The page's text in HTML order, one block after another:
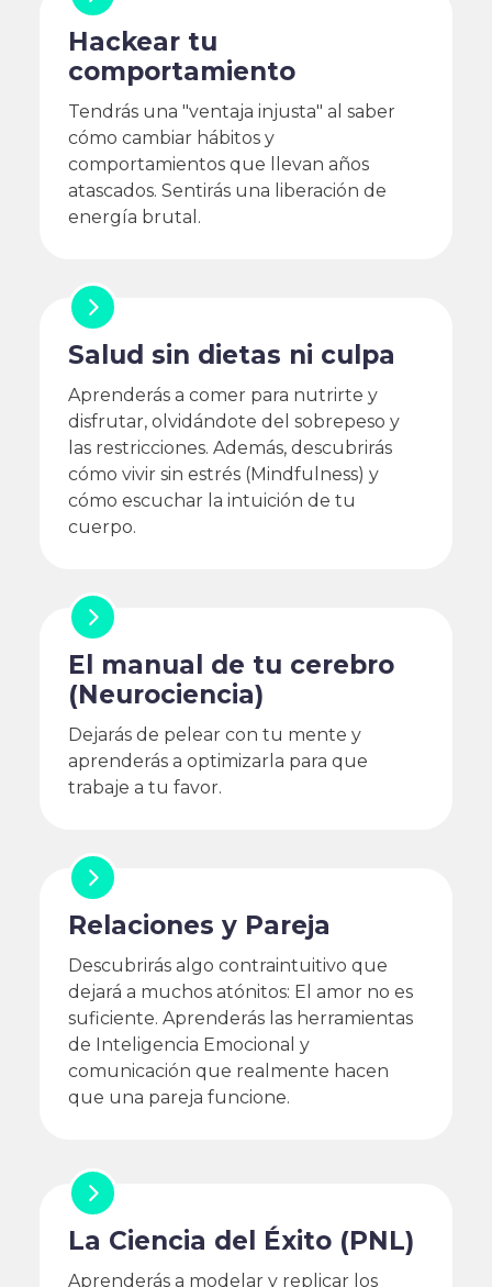
Hackear tu
comportamiento
Tendrás una "ventaja injusta" al saber
cómo cambiar hábitos y
comportamientos que llevan años
atascados. Sentirás una liberación de
energía brutal.
Salud sin dietas ni culpa
Aprenderás a comer para nutrirte y
disfrutar, olvidándote del sobrepeso y
las restricciones. Además, descubrirás
cómo vivir sin estrés (Mindfulness) y
cómo escuchar la intuición de tu
cuerpo.
El manual de tu cerebro
(Neurociencia)
Dejarás de pelear con tu mente y
aprenderás a optimizarla para que
trabaje a tu favor.
Relaciones y Pareja
Descubrirás algo contraintuitivo que
dejará a muchos atónitos: El amor no es
suficiente. Aprenderás las herramientas
de Inteligencia Emocional y
comunicación que realmente hacen
que una pareja funcione.
La Ciencia del Éxito (PNL)
Aprenderás a modelar y replicar los